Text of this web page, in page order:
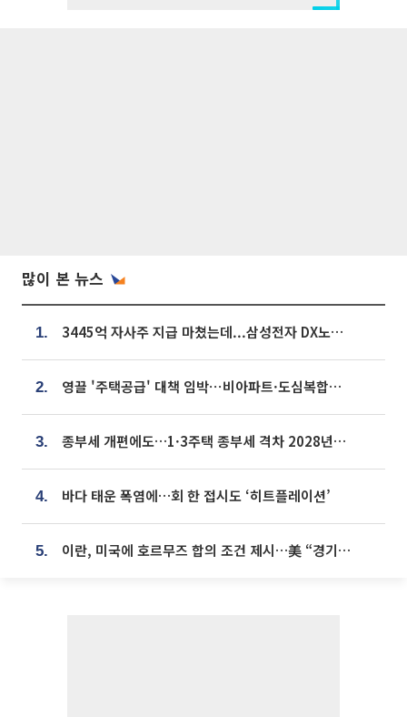
많이 본 뉴스
1. 3445억 자사주 지급 마쳤는데...삼성전자 DX노조, 뒤늦은 '떼쓰기 집회'
2. 영끌 '주택공급' 대책 임박⋯비아파트·도심복합까지 총동원
3. 종부세 개편에도…1·3주택 종부세 격차 2028년부터 확대
4. 바다 태운 폭염에…회 한 접시도 ‘히트플레이션’
5. 이란, 미국에 호르무즈 합의 조건 제시…美 “경기 아직 안 끝나” [종합]